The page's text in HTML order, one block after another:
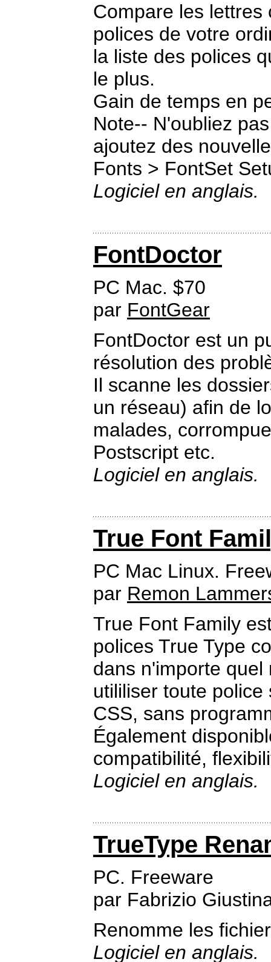
Compare les lettres
polices de votre
la liste des polices
le plus.
Gain de temps en
Note-- N'oubliez
ajoutez des
Fonts > FontSet
Logiciel en anglais.
FontDoctor
PC Mac. $70
par FontGear
FontDoctor est un
résolution des
Il scanne les
un réseau) afin de
malades,
Postscript etc.
Logiciel en anglais.
True Font
PC Mac Linux.
par Remon
True Font Family
polices True Type
dans n'importe quel
utililiser toute
CSS, sans
Également
compatibilité,
Logiciel en anglais.
TrueType
PC. Freeware
par Fabrizio
Renomme les
Logiciel en anglais.